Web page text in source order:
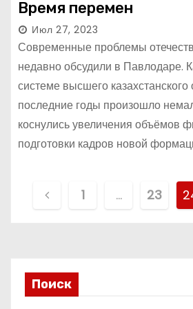
Время перемен
Июл 27, 2023
Современные проблемы
недавно обсудили в Павлодаре.
системе высшего
последние годы произошло
коснулись увеличения объёмов
подготовки кадров новой
и
1 … 23
Поиск